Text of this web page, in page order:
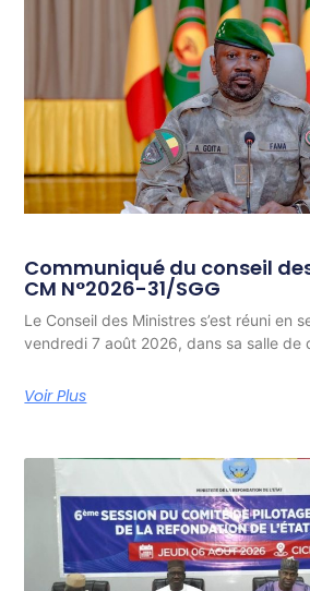
Communiqué du conseil
CM N°2026-31/SGG
Le Conseil des Ministres s’est réuni en
vendredi 7 août 2026, dans sa salle de
Voir Plus